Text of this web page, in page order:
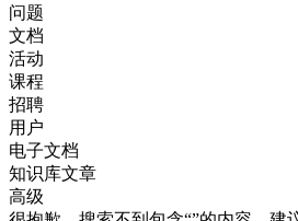
问题
文档
活动
课程
招聘
用户
电子文档
知识库文章
高级